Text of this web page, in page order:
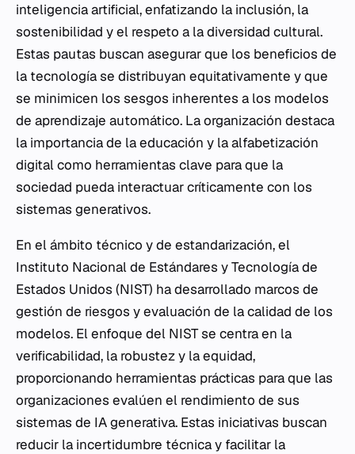
inteligencia artificial, enfatizando la inclusión, la
sostenibilidad y el respeto a la diversidad cultural.
Estas pautas buscan asegurar que los beneficios de
la tecnología se distribuyan equitativamente y que
se minimicen los sesgos inherentes a los modelos
de aprendizaje automático. La organización destaca
la importancia de la educación y la alfabetización
digital como herramientas clave para que la
sociedad pueda interactuar críticamente con los
sistemas generativos.
En el ámbito técnico y de estandarización, el
Instituto Nacional de Estándares y Tecnología de
Estados Unidos (NIST) ha desarrollado marcos de
gestión de riesgos y evaluación de la calidad de los
modelos. El enfoque del NIST se centra en la
verificabilidad, la robustez y la equidad,
proporcionando herramientas prácticas para que las
organizaciones evalúen el rendimiento de sus
sistemas de IA generativa. Estas iniciativas buscan
reducir la incertidumbre técnica y facilitar la